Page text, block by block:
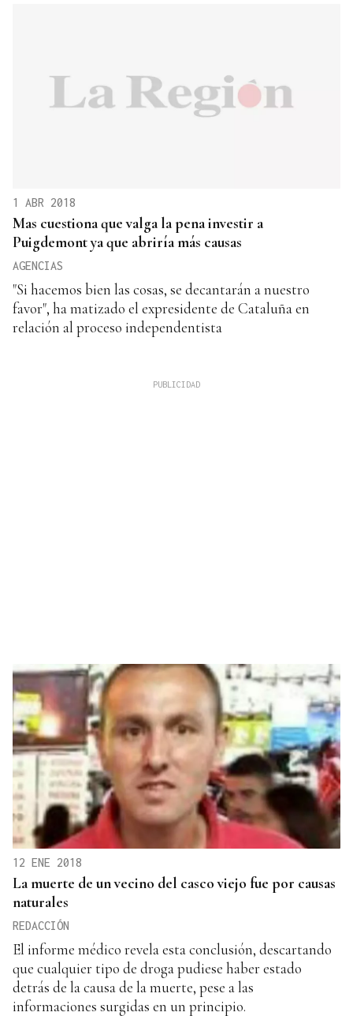
1 ABR 2018
Mas cuestiona que valga la pena investir a
Puigdemont ya que abriría más causas
AGENCIAS
"Si hacemos bien las cosas, se decantarán a nuestro
favor", ha matizado el expresidente de Cataluña en
relación al proceso independentista
12 ENE 2018
La muerte de un vecino del casco viejo fue por causas
naturales
REDACCIÓN
El informe médico revela esta conclusión, descartando
que cualquier tipo de droga pudiese haber estado
detrás de la causa de la muerte, pese a las
informaciones surgidas en un principio.